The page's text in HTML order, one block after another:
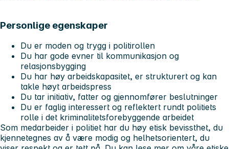
Personlige egenskaper
Du er moden og trygg i politirollen
Du har gode evner til kommunikasjon og
relasjonsbygging
Du har høy arbeidskapasitet, er strukturert og kan
takle høyt arbeidspress
Du tar initiativ, fatter og gjennomfører beslutninger
Du er faglig interessert og reflektert rundt politiets
rolle i det kriminalitetsforebyggende arbeidet
Som medarbeider i politiet har du høy etisk bevissthet, du
kjennetegnes av å være modig og helhetsorientert, du